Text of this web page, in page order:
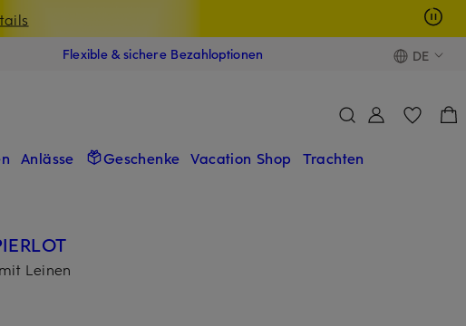
Flexible & sichere Bezahloptionen DE
Anlässe Geschenke Vacation Shop Trachten
Leinen